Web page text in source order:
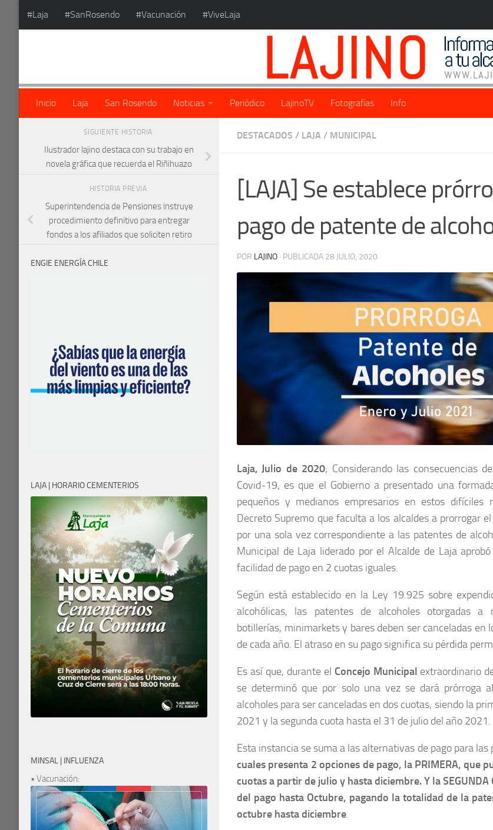
Saltar al contenido
#Laja #SanRosendo #Vacunación #ViveLaja
Inicio Laja San Rosendo Noticias Periódico LajinoTV Fotografías Info
DESTACADOS / LAJA / MUNICIPAL
[LAJA] Se establece
pago de patente de
POR LAJINO · PUBLICADA 28 JULIO, 2020
Laja, Julio de 2020; Considerando las consecuencias
Covid-19, es que el Gobierno a presentado una
pequeños y medianos empresarios en estos difíciles
Decreto Supremo que faculta a los alcaldes a prorrogar
por una sola vez correspondiente a las patentes de
Municipal de Laja liderado por el Alcalde de Laja
facilidad de pago en 2 cuotas iguales.
Según está establecido en la Ley 19.925 sobre
alcohólicas, las patentes de alcoholes otorgadas a
botillerías, minimarkets y bares deben ser canceladas en
de cada año. El atraso en su pago significa su pérdida
Es así que, durante el Concejo Municipal extraordinario
se determinó que por solo una vez se dará prórroga
alcoholes para ser canceladas en dos cuotas, siendo la
2021 y la segunda cuota hasta el 31 de julio del año 2021.
Esta instancia se suma a las alternativas de pago para
cuales presenta 2 opciones de pago, la PRIMERA, que
cuotas a partir de julio y hasta diciembre. Y la SEGUNDA
del pago hasta Octubre, pagando la totalidad de la
octubre hasta diciembre.
SIGUIENTE HISTORIA
Ilustrador lajino destaca con su trabajo en
novela gráfica que recuerda el Riñihuazo
HISTORIA PREVIA
Superintendencia de Pensiones instruye
procedimiento definitivo para entregar
fondos a los afiliados que soliciten retiro
ENGIE ENERGÍA CHILE
LAJA | HORARIO CEMENTERIOS
MINSAL | INFLUENZA
• Vacunación: